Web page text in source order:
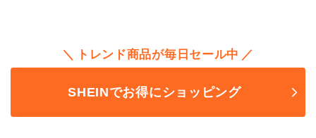
トレンド商品が毎日セール中
SHEINでお得にショッピング